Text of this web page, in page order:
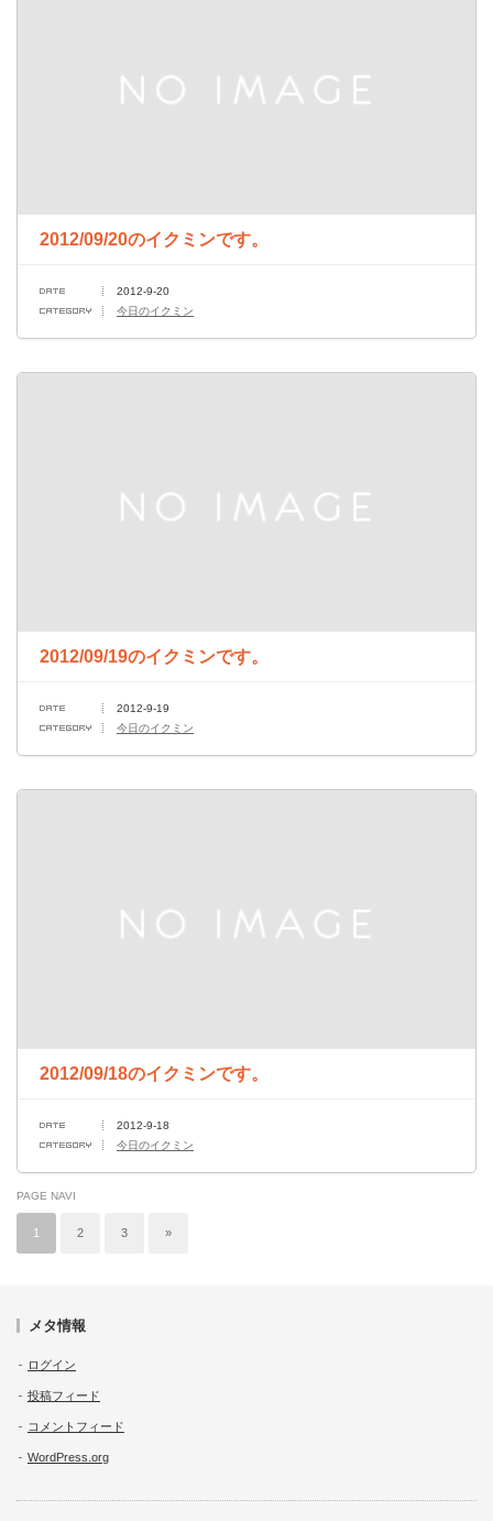
2012/09/20のイクミンです。
2012-9-20
今日のイクミン
2012/09/19のイクミンです。
2012-9-19
今日のイクミン
2012/09/18のイクミンです。
2012-9-18
今日のイクミン
PAGE NAVI
1 2 3 »
メタ情報
ログイン
投稿フィード
コメントフィード
WordPress.org